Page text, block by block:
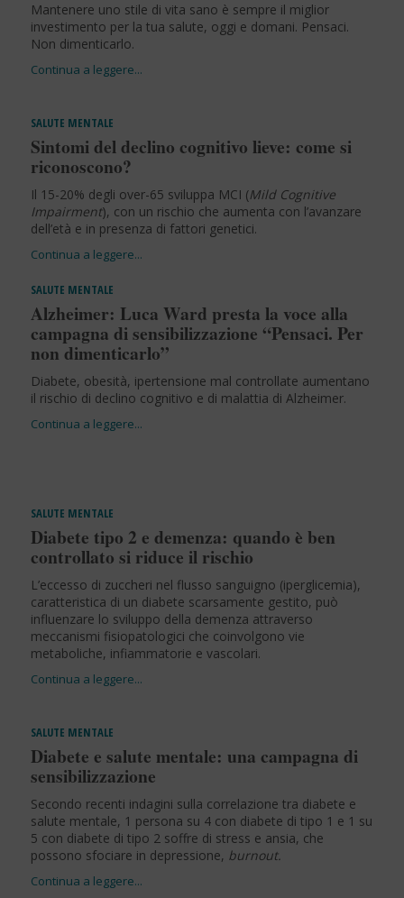
Mantenere uno stile di vita sano è sempre il miglior
investimento per la tua salute, oggi e domani. Pensaci.
Non dimenticarlo.
SALUTE MENTALE
Sintomi del declino cognitivo lieve: come si
riconoscono?
Il 15-20% degli over-65 sviluppa MCI (Mild Cognitive
Impairment), con un rischio che aumenta con l’avanzare
dell’età e in presenza di fattori genetici.
SALUTE MENTALE
Alzheimer: Luca Ward presta la voce alla
campagna di sensibilizzazione “Pensaci. Per
non dimenticarlo”
Diabete, obesità, ipertensione mal controllate aumentano
il rischio di declino cognitivo e di malattia di Alzheimer.
SALUTE MENTALE
Diabete tipo 2 e demenza: quando è ben
controllato si riduce il rischio
L’eccesso di zuccheri nel flusso sanguigno (iperglicemia),
caratteristica di un diabete scarsamente gestito, può
influenzare lo sviluppo della demenza attraverso
meccanismi fisiopatologici che coinvolgono vie
metaboliche, infiammatorie e vascolari.
SALUTE MENTALE
Diabete e salute mentale: una campagna di
sensibilizzazione
Secondo recenti indagini sulla correlazione tra diabete e
salute mentale, 1 persona su 4 con diabete di tipo 1 e 1 su
5 con diabete di tipo 2 soffre di stress e ansia, che
possono sfociare in depressione, burnout.